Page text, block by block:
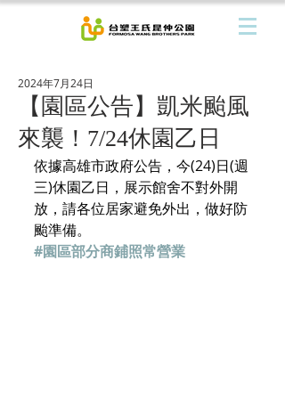
【園區公告】凱米颱風
來襲！7/24休園乙日
2024年7月24日
依據高雄市政府公告，今(24)日(週
三)休園乙日，展示館舍不對外開
放，請各位居家避免外出，做好防
颱準備。
#園區部分商鋪照常營業